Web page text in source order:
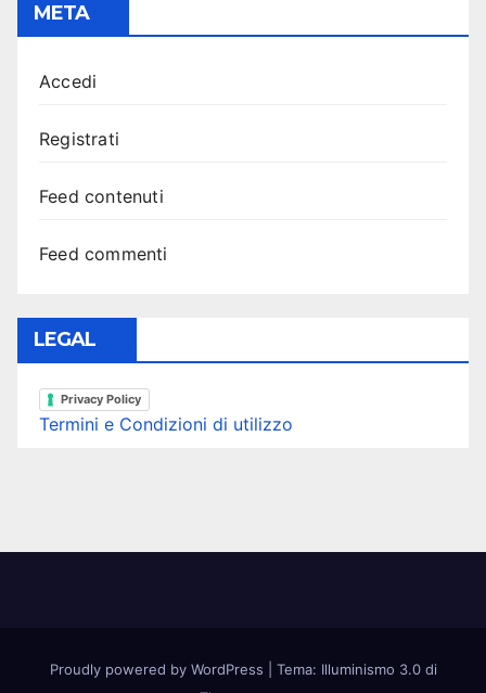
META
Accedi
Registrati
Feed contenuti
Feed commenti
LEGAL
Privacy Policy
Termini e Condizioni di utilizzo
Proudly powered by WordPress
Tema: Illuminismo 3.0 di